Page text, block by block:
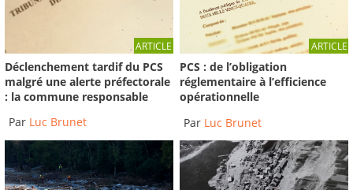
ARTICLE
Déclenchement tardif du PCS
malgré une alerte préfectorale
: la commune responsable
Par Luc Brunet
ARTICLE
PCS : de l’obligation
réglementaire à l’efficience
opérationnelle
Par Luc Brunet